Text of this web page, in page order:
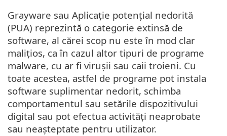
Grayware sau Aplicație potențial nedorită
(PUA) reprezintă o categorie extinsă de
software, al cărei scop nu este în mod clar
malițios, ca în cazul altor tipuri de programe
malware, cu ar fi virușii sau caii troieni. Cu
toate acestea, astfel de programe pot instala
software suplimentar nedorit, schimba
comportamentul sau setările dispozitivului
digital sau pot efectua activități neaprobate
sau neașteptate pentru utilizator.